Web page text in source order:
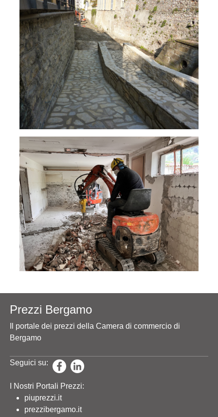
Prezzi Bergamo
Il portale dei prezzi della Camera di commercio di
Bergamo
Seguici su:
I Nostri Portali Prezzi:
piuprezzi.it
prezzibergamo.it